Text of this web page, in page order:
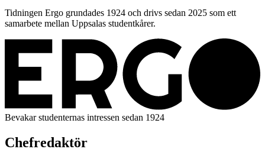
Tidningen Ergo grundades 1924 och drivs sedan 2025 som ett
samarbete mellan Uppsalas studentkårer.
Bevakar studenternas intressen sedan 1924
Chefredaktör